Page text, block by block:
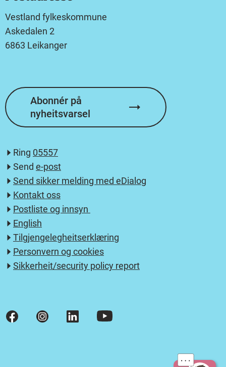
Vestland fylkeskommune
Askedalen 2
6863 Leikanger
Abonnér på
nyheitsvarsel
Ring 05557
Send e-post
Send sikker melding med eDialog
Kontakt oss
Postliste og innsyn
English
Tilgjengelegheitserklæring
Personvern og cookies
Sikkerheit/security policy report